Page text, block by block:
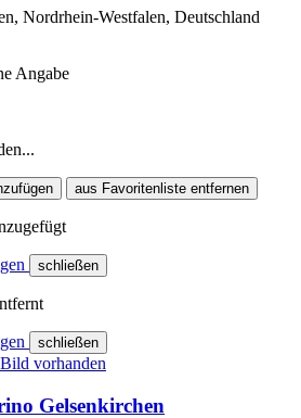
Nordrhein-Westfalen, Deutschland
Angabe
aus Favoritenliste entfernen
schließen
schließen
Gelsenkirchen